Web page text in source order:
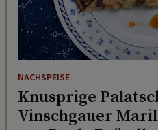
NACHSPEISE
Knusprige
Vinschgauer